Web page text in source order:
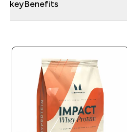
keyBenefits